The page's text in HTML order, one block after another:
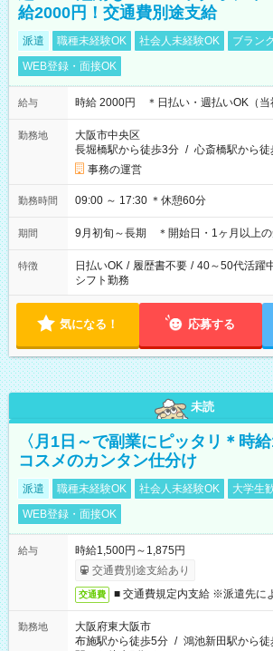
給2000円！交通費別途支給
派遣 職種未経験OK 社会人未経験OK
ブラン
WEB登録・面接OK
給与 時給 2000円 ＊日払い・週払いOK（当
勤務地
大阪市中央区
長堀橋駅から徒歩3分 / 心斎橋駅から
事務の運営
勤務時間 09:00 ～ 17:30 ＊休憩60分
期間 9月初旬～長期 ＊開始日・1ヶ月以上
特徴 日払いOK / 履歴書不要 / 40～50代活躍
シフト勤務
気になる！ 応募する
未読
〈月1日～で副業にピッタリ＊時給
コスメのカンタン仕分け
派遣 職種未経験OK 社会人未経験OK 大学生
WEB登録・面接OK
給与
時給1,500円～1,875円
交通費別途支給あり
交通費 ■ 交通費規定内支給 ※派遣先に
勤務地
大阪府東大阪市
布施駅から徒歩5分 / 鴻池新田駅から徒